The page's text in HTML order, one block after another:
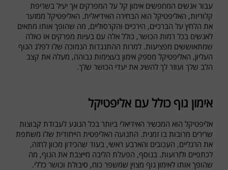
עבור אנשים המחפשים אימון קל על המפרקים אך יעיל בשריפת
קלוריות, האליפטיקל הוא הבחירה האידיאלית. האליפטיקל ממזער
את הלחץ על הברכיים, הירכיים והקרסוליים, מה שהופך אותו מתאים
לאנשים בכל רמות הכושר, כולל אלה עם בעיות מפרקים או כאלה
שמתאוששים מפציעות. למרות ההתנגדות הנמוכה שלו לפלג הגוף
העליון, האליפטיקל מספק אימון בעצימות גבוהה, מעלה את קצב
הלב שלך ועוזר לך להשיג את יעדי הכושר שלך.
אימון גוף כולל עם אליפטיקל
אליפטיקל הוא המכשיר האידיאלי ביותר בכל הנוגע לעבודת קבוצות
שרירים מרובות בו זמנית. התנועה האליפטית הייחודית שלו משתפת
את הרגליים, העכובים והארבע ראשי, בעוד שהכידון מכוון לחזה,
לכתפיים ולזרועות. בנוסף, הפעלת הליבה מייצבת את הגוף, מה
שהופך אותו לאימון גוף מצוין שמשפר כוח, סיבולת וכושר כללי.